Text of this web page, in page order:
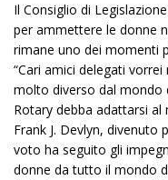
Il Consiglio di
per ammettere le donne
rimane uno dei momenti
“Cari amici delegati
molto diverso dal mondo
Rotary debba adattarsi al
Frank J. Devlyn, divenuto
voto ha seguito gli
donne da tutto il mondo